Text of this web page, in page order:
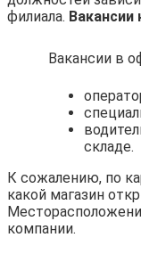
филиала. Вакансии
Вакансии в
складе.
К сожалению, по
какой магазин
компании.